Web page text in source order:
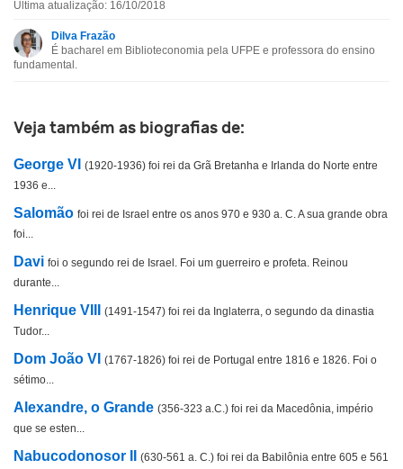
Esta biografia não tem a informação que procuro
Última atualização: 16/10/2018
Dilva Frazão
É bacharel em Biblioteconomia pela UFPE e professora do ensino
fundamental.
Veja também as biografias de:
George VI (1920-1936) foi rei da Grã Bretanha e Irlanda do Norte entre
1936 e...
Salomão foi rei de Israel entre os anos 970 e 930 a. C. A sua grande obra
foi...
Davi foi o segundo rei de Israel. Foi um guerreiro e profeta. Reinou
durante...
Henrique VIII
(1491-1547) foi rei da Inglaterra, o segundo da dinastia
Tudor...
Dom João VI (1767-1826) foi rei de Portugal entre 1816 e 1826. Foi o
sétimo...
Alexandre, o Grande (356-323 a.C.) foi rei da Macedônia, império
que se esten...
Nabucodonosor II
(630-561 a. C.) foi rei da Babilônia entre 605 e 561